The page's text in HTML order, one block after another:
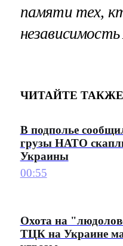
памяти тех,
ЧИТАЙТЕ ТАКЖЕ
В подполье
грузы НАТО
Украины
00:55
Охота на
ТЦК на Украине